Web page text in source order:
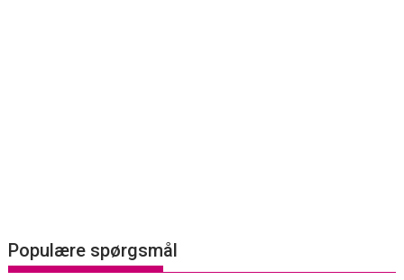
Populære spørgsmål